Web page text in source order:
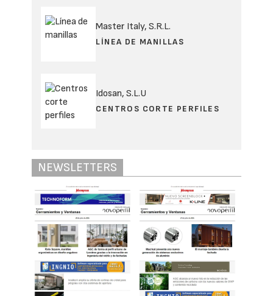
Master Italy, S.R.L.
LÍNEA DE MANILLAS
Idosan, S.L.U
CENTROS CORTE PERFILES
NEWSLETTERS